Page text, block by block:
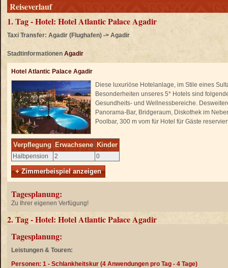
Reiseverlauf
1. Tag - Hotel: Hotel Atlantic Palace Agadir
Taxi Transfer: Agadir (Flughafen) -> Agadir
Stadtinformationen Agadir
Hotel Atlantic Palace Agadir
Diese luxuriöse Hotelanlage, im Stile eines
Besonderheiten unseres 5* Hotels sind
Gesundheits- und Wellnessbereiche.
Panorama-Bar, Bridgeraum, Diskothek im
Poolbar, 300 m vom für Hotel für Gäste
Verpflegung Erwachsene Kinder
Halbpension 2 0
+ Zimmerbeispiel anzeigen
Tagesplanung:
Zu Ihrer eigenen Verfügung!
2. Tag - Hotel: Hotel Atlantic Palace Agadir
Tagesplanung:
Leistungen & Touren:
Personen: 1 - Schlankheitskur (4 Anwendungen pro Tag - 4 Tage)